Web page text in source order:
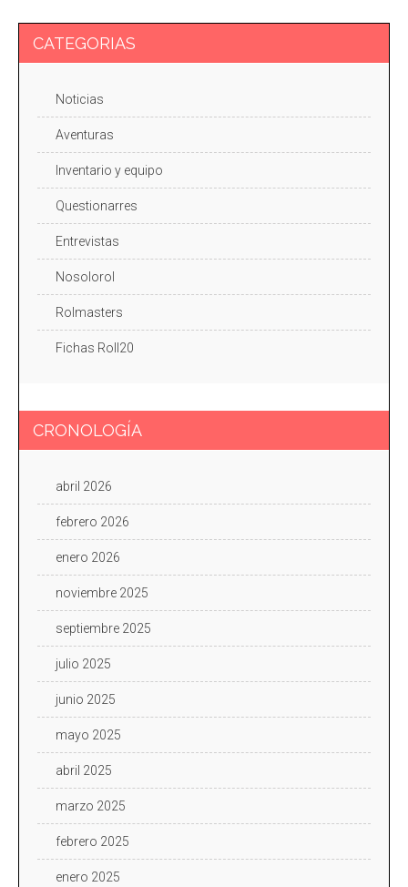
CATEGORIAS
Noticias
Aventuras
Inventario y equipo
Questionarres
Entrevistas
Nosolorol
Rolmasters
Fichas Roll20
CRONOLOGÍA
abril 2026
febrero 2026
enero 2026
noviembre 2025
septiembre 2025
julio 2025
junio 2025
mayo 2025
abril 2025
marzo 2025
febrero 2025
enero 2025